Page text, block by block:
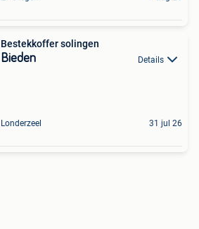
Bestekkoffer solingen
Bieden Details
Londerzeel 31 jul 26